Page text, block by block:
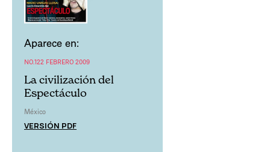
Aparece en:
NO.122 FEBRERO 2009
La civilización del
Espectáculo
México
VERSIÓN PDF